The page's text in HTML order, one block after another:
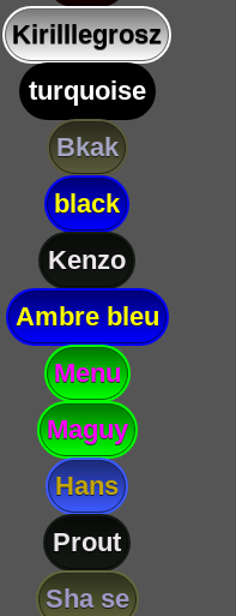
Kirilllegrosz
turquoise
Bkak
black
Kenzo
Ambre bleu
Menu
Maguy
Hans
Prout
Sha se